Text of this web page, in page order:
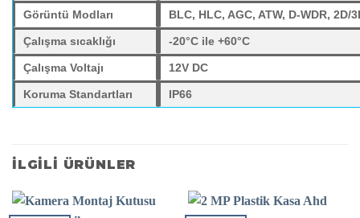
Görüntü Modları BLC, HLC, AGC, ATW, D-WDR, 2D/
Çalışma sıcaklığı -20°C ile +60°C
Çalışma Voltajı 12V DC
Koruma Standartları IP66
İLGILI ÜRÜNLER